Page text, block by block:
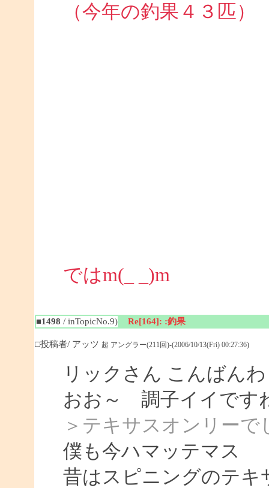
（今年の釣果４３匹）
ではm(_ _)m
■1498 / inTopicNo.9) Re[164]: :釣果
□投稿者/ アッツ 超 アングラー(211回)-(2006/10/13(Fri) 00:27:36)
リックさん こんばんわ
おお～ 調子イイです
＞テキサスオンリー
僕も今ハマッテマス
昔はスピニングのテキ